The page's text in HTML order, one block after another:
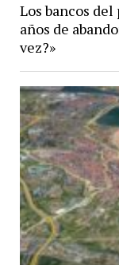
Los bancos
años de
vez?»